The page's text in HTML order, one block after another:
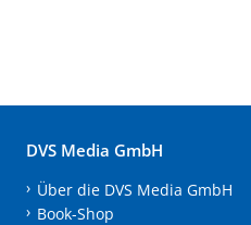
DVS Media GmbH
Über die DVS Media GmbH
Book-Shop